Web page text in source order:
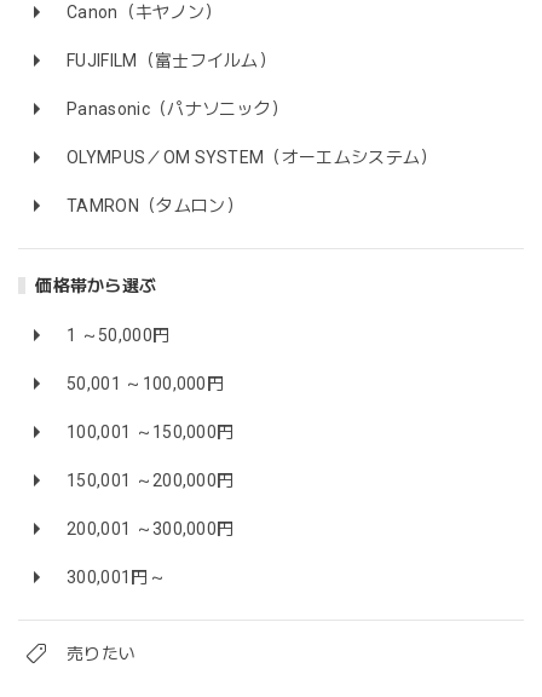
Canon（キヤノン）
FUJIFILM（富士フイルム）
Panasonic（パナソニック）
OLYMPUS／OM SYSTEM（オーエムシステム）
TAMRON（タムロン）
価格帯から選ぶ
1 ～50,000円
50,001 ～100,000円
100,001 ～150,000円
150,001 ～200,000円
200,001 ～300,000円
300,001円～
売りたい